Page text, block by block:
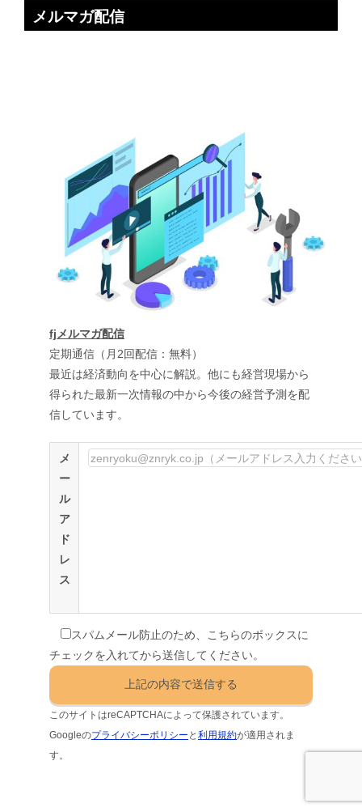
メルマガ配信
fjメルマガ配信
定期通信（月2回配信：無料）
最近は経済動向を中心に解説。他にも経営現場から
得られた最新一次情報の中から今後の経営予測を配
信しています。
メ
ー
ル
ア
ド
レ
ス
スパムメール防止のため、こちらのボックスに
チェックを入れてから送信してください。
このサイトはreCAPTCHAによって保護されています。
Googleのプライバシーポリシー と利用規約が適用されま
す。